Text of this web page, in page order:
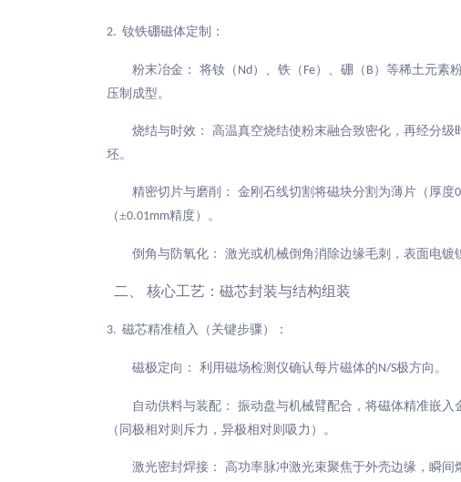
2. 钕铁硼磁体定制：
粉末冶金： 将钕（ Nd）、铁（ Fe）、硼（ B ）等稀土元素
压制成型。
烧结与时效： 高温真空烧结使粉末融合致密化，再经分
坯。
精密切片与磨削： 金刚石线切割将磁块分割为薄片（厚度
（±0.01mm精度）。
倒角与防氧化： 激光或机械倒角消除边缘毛刺，表面电镀
二、 核心工艺：磁芯封装与结构组装
3. 磁芯精准植入（关键步骤）：
磁极定向： 利用磁场检测仪确认每片磁体的N/S极方向。
自动供料与装配： 振动盘与机械臂配合，将磁体精准嵌入
（同极相对则斥力，异极相对则吸力）。
激光密封焊接：
高功率脉冲激光束聚焦于外壳边缘，瞬间